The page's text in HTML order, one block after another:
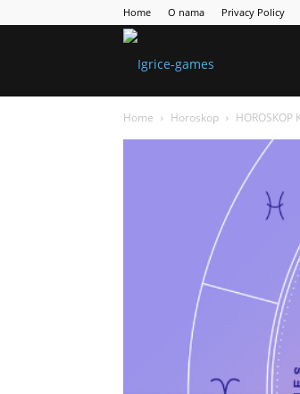
Home O nama Privacy Policy
Home Horoskop HOROSKOP